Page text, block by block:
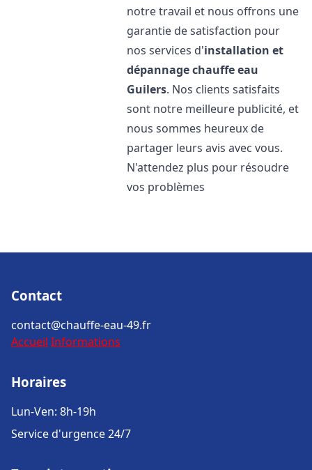
notre travail et nous offrons une
garantie de satisfaction pour
nos services d'installation et
dépannage chauffe eau
Guilers. Nos clients satisfaits
sont notre meilleure publicité, et
nous sommes heureux de
partager leurs avis avec vous.
N'attendez plus pour résoudre
vos problèmes
Contact
contact@chauffe-eau-49.fr
Accueil Informations
Horaires
Lun-Ven: 8h-19h
Service d'urgence 24/7